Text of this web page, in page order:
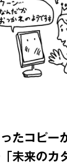
たコピー
未来のカ